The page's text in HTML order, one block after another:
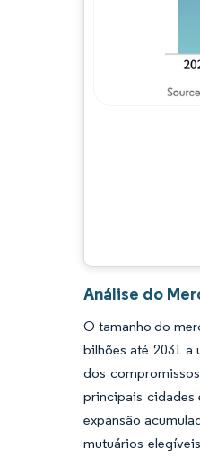
Análise do
O tamanho do
bilhões até 2031
dos
principais cidades
expansão
mutuários